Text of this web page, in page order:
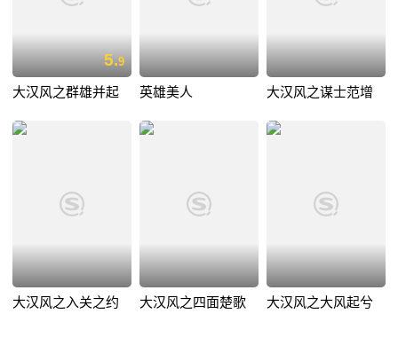
5.9
大汉风之群雄并起 英雄美人 大汉风之谋士范增
大汉风之入关之约 大汉风之四面楚歌 大汉风之大风起兮